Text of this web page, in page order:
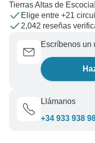
Tierras Altas de Escocia!
Elige entre +21
2,042 reseñas
Escríbenos un
Llámanos
+34 933 938